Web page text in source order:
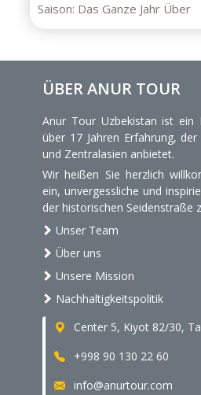
Saison:Das Ganze Jahr
ÜBER ANUR TOUR
Anur Tour Uzbekistan ist ein
über 17 Jahren Erfahrung,
und Zentralasien anbietet.
Wir heißen Sie herzlich
ein, unvergessliche und
der historischen Seidenstraße
Unser Team
Über uns
Unsere Mission
Nachhaltigkeitspolitik
Center 5, Kiyot 82/30,
+998 90 130 22 60
info@anurtour.com